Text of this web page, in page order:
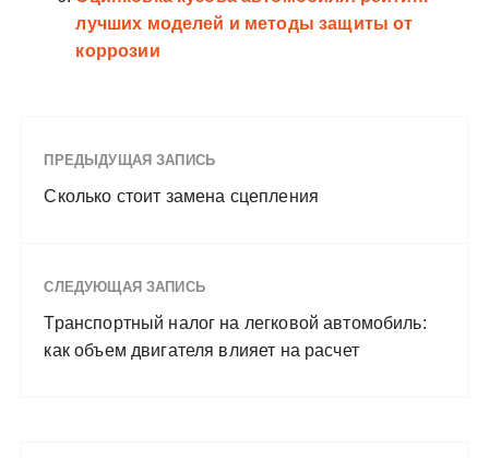
лучших моделей и методы защиты от
коррозии
ПРЕДЫДУЩАЯ ЗАПИСЬ
Сколько стоит замена сцепления
СЛЕДУЮЩАЯ ЗАПИСЬ
Транспортный налог на легковой автомобиль:
как объем двигателя влияет на расчет